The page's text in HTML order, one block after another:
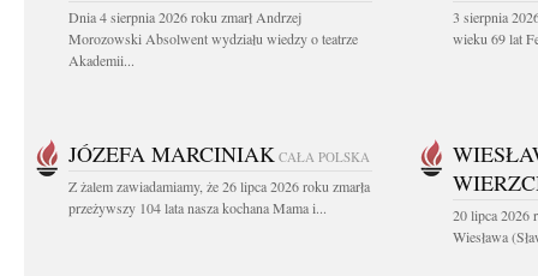
Dnia 4 sierpnia 2026 roku zmarł Andrzej
Morozowski Absolwent wydziału wiedzy o teatrze
Akademii...
3 sierpnia
wieku 69 lat
JÓZEFA MARCINIAK CAŁA POLSKA
Z żalem zawiadamiamy, że 26 lipca 2026 roku zmarła
przeżywszy 104 lata nasza kochana Mama i...
20 lipca 2026
Wiesława